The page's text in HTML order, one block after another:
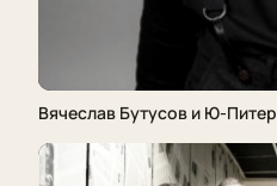
Вячеслав Бутусов и Ю-Питер